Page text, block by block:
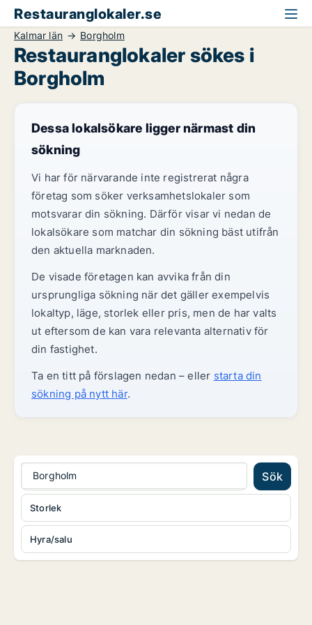
Restauranglokaler.se
Kalmar län Borgholm
Restauranglokaler sökes i
Borgholm
Dessa lokalsökare ligger närmast din
sökning
Vi har för närvarande inte registrerat några
företag som söker verksamhetslokaler som
motsvarar din sökning. Därför visar vi nedan de
lokalsökare som matchar din sökning bäst utifrån
den aktuella marknaden.
De visade företagen kan avvika från din
ursprungliga sökning när det gäller exempelvis
lokaltyp, läge, storlek eller pris, men de har valts
ut eftersom de kan vara relevanta alternativ för
din fastighet.
Ta en titt på förslagen nedan – eller starta din
sökning på nytt här.
Borgholm Sök
Hyra/salu
Storlek